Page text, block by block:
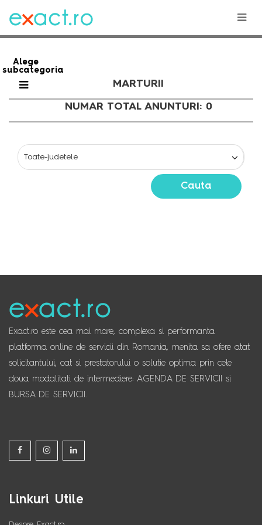
Alege
subcategoria
MARTURII
NUMAR TOTAL ANUNTURI: 0
Cauta
Exact.ro este cea mai mare, complexa si performanta
platforma online de servicii din Romania, menita sa ofere atat
solicitantului, cat si prestatorului o solutie optima prin cele
doua modalitati de intermediere: AGENDA DE SERVICII si
BURSA DE SERVICII.
Linkuri Utile